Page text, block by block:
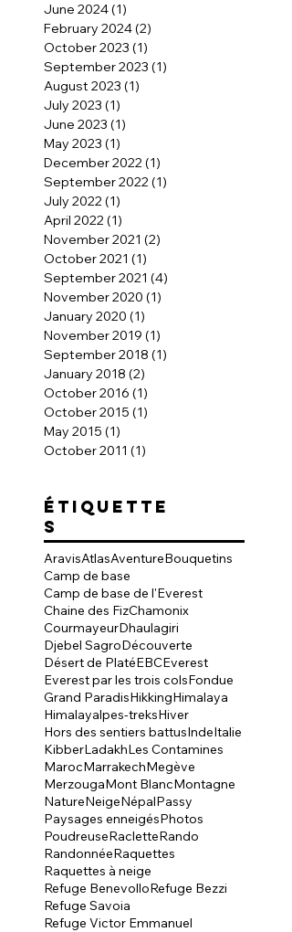
June 2024(1)
February 2024(2)
October 2023 (1)
September 2023 (1)
August 2023 (1)
July 2023 (1)
June 2023 (1)
May 2023 (1)
December 2022 (1)
September 2022 (1)
July 2022 (1)
April 2022 (1)
November 2021 (2)
October 2021 (1)
September 2021 (4)
November 2020 (1)
January 2020 (1)
November 2019 (1)
September 2018 (1)
January 2018 (2)
October 2016 (1)
October 2015 (1)
May 2015 (1)
October 2011 (1)
ÉTIQUETTE
S
AravisAtlasAventureBouquetins
Camp de base
Camp de base de l'Everest
Chaine des FizChamonix
CourmayeurDhaulagiri
Djebel SagroDécouverte
Désert de PlatéEBCEverest
Everest par les trois colsFondue
Grand ParadisHikkingHimalaya
Himalayalpes-treksHiver
Hors des sentiers battusIndeItalie
KibberLadakhLes Contamines
MarocMarrakechMegève
MerzougaMont BlancMontagne
NatureNeigeNépalPassy
Paysages enneigésPhotos
PoudreuseRacletteRando
RandonnéeRaquettes
Raquettes à neige
Refuge BenevolloRefuge Bezzi
Refuge Savoia
Refuge Victor Emmanuel